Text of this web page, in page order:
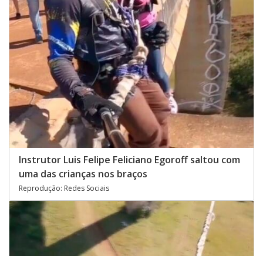
Instrutor Luis Felipe Feliciano Egoroff saltou com
uma das crianças nos braços
Reprodução: Redes Sociais